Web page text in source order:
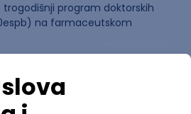
program doktorskih
na farmaceutskom